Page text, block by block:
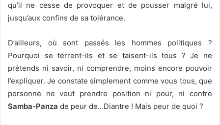
qu’il ne cesse de provoquer et de pousser malgré lui,
jusqu’aux confins de sa tolérance.
D’ailleurs, où sont passés les hommes politiques ?
Pourquoi se terrent-ils et se taisent-ils tous ? Je ne
prétends ni savoir, ni comprendre, moins encore pouvoir
l’expliquer. Je constate simplement comme vous tous, que
personne ne veut prendre position ni pour, ni contre
Samba-Panza de peur de…Diantre ! Mais peur de quoi ?